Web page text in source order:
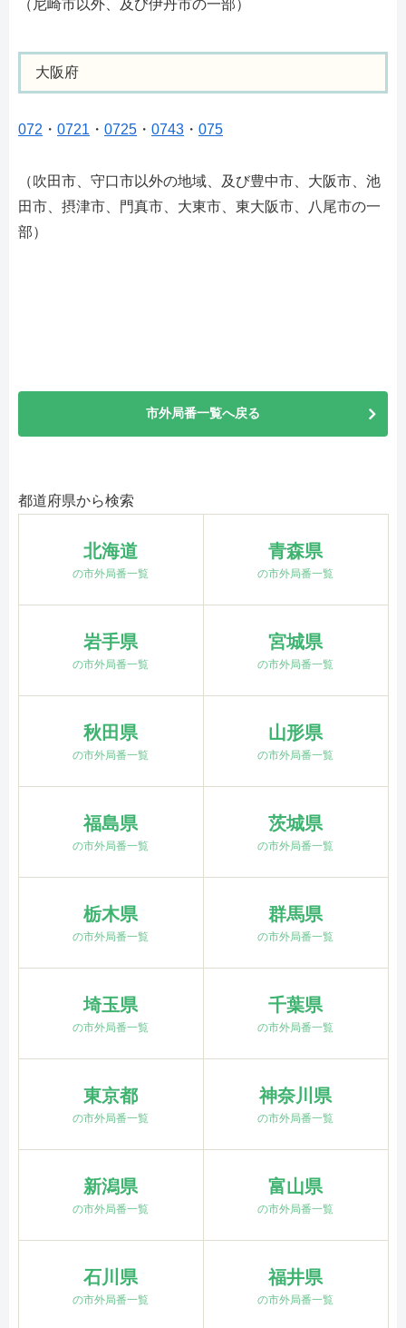
（尼崎市以外、及び伊丹市の一部）
大阪府
072 ・ 0721 ・ 0725 ・ 0743 ・ 075
（吹田市、守口市以外の地域、及び豊中市、大阪市、池
田市、摂津市、門真市、大東市、東大阪市、八尾市の一
部）
市外局番一覧へ戻る
都道府県から検索
北海道
の市外局番一覧
青森県
の市外局番一覧
岩手県
の市外局番一覧
宮城県
の市外局番一覧
秋田県
の市外局番一覧
山形県
の市外局番一覧
福島県
の市外局番一覧
茨城県
の市外局番一覧
栃木県
の市外局番一覧
群馬県
の市外局番一覧
埼玉県
の市外局番一覧
千葉県
の市外局番一覧
東京都
の市外局番一覧
神奈川県
の市外局番一覧
新潟県
の市外局番一覧
富山県
の市外局番一覧
石川県
の市外局番一覧
福井県
の市外局番一覧